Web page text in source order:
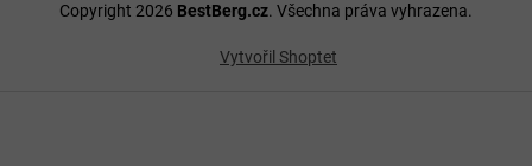
Vytvořil Shoptet
Copyright 2026 BestBerg.cz. Všechna práva vyhrazena.